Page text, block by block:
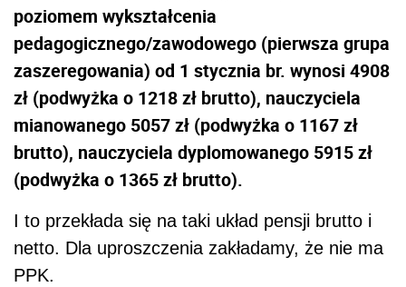
poziomem wykształcenia
pedagogicznego/zawodowego (pierwsza grupa
zaszeregowania) od 1 stycznia br. wynosi 4908
zł (podwyżka o 1218 zł brutto), nauczyciela
mianowanego 5057 zł (podwyżka o 1167 zł
brutto), nauczyciela dyplomowanego 5915 zł
(podwyżka o 1365 zł brutto).
I to przekłada się na taki układ pensji brutto i
netto. Dla uproszczenia zakładamy, że nie ma
PPK.